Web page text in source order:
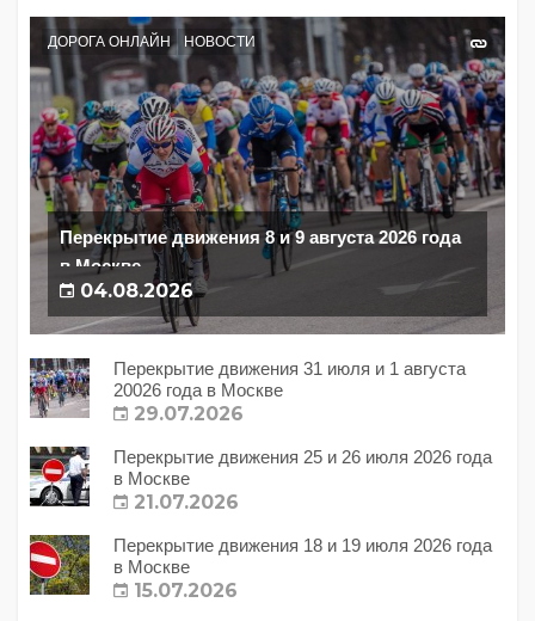
ДОРОГА ОНЛАЙН НОВОСТИ
Перекрытие движения 8 и 9 августа 2026 года
в Москве
04.08.2026
Перекрытие движения 31 июля и 1 августа
20026 года в Москве
29.07.2026
Перекрытие движения 25 и 26 июля 2026 года
в Москве
21.07.2026
Перекрытие движения 18 и 19 июля 2026 года
в Москве
15.07.2026